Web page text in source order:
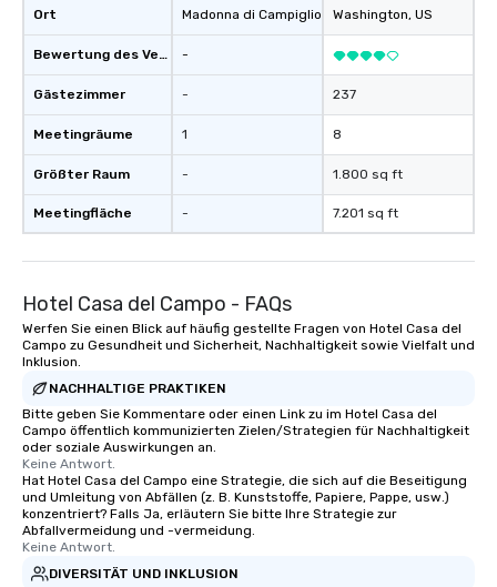
Ort
Bewertung des Veranstaltungsortes
Gästezimmer
Meetingräume
Größter Raum
Meetingfläche
Madonna di Campiglio , IT
-
-
1
-
-
Washington, US
237
8
1.800 sq ft
7.201 sq ft
Hotel Casa del Campo - FAQs
Werfen Sie einen Blick auf häufig gestellte Fragen von Hotel Casa del
Campo zu Gesundheit und Sicherheit, Nachhaltigkeit sowie Vielfalt und
Inklusion.
NACHHALTIGE PRAKTIKEN
Bitte geben Sie Kommentare oder einen Link zu im Hotel Casa del
Campo öffentlich kommunizierten Zielen/Strategien für Nachhaltigkeit
oder soziale Auswirkungen an.
Keine Antwort.
Hat Hotel Casa del Campo eine Strategie, die sich auf die Beseitigung
und Umleitung von Abfällen (z. B. Kunststoffe, Papiere, Pappe, usw.)
konzentriert? Falls Ja, erläutern Sie bitte Ihre Strategie zur
Abfallvermeidung und -vermeidung.
Keine Antwort.
DIVERSITÄT UND INKLUSION